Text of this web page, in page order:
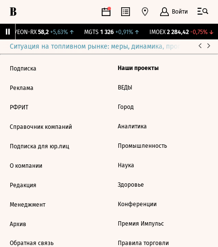
Войти
VEON-RX 58,2 +5,63%↑ MGTS 1 326 +0,91%↑ IMOEX 2 284,42 -0,75%↓
Ситуация на топливном рынке: меры, динамика, прогнозы
Подписка
Реклама
РФРИТ
Справочник компаний
Подписка для юр.лиц
О компании
Редакция
Менеджмент
Архив
Обратная связь
Наши проекты
ВЕДЫ
Город
Аналитика
Промышленность
Наука
Здоровье
Конференции
Премия Импульс
Правила торговли